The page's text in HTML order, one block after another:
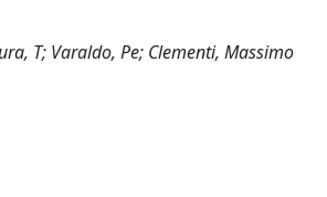
T; Varaldo, Pe; Clementi, Massimo